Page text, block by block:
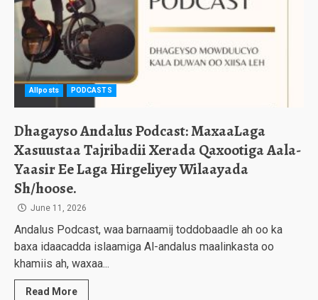
Allposts PODCASTS
Dhagayso Andalus Podcast: MaxaaLaga
Xasuustaa Tajribadii Xerada Qaxootiga Aala-
Yaasir Ee Laga Hirgeliyey Wilaayada
Sh/hoose.
June 11, 2026
Andalus Podcast, waa barnaamij toddobaadle ah oo ka
baxa idaacadda islaamiga Al-andalus maalinkasta oo
khamiis ah, waxaa...
Read More